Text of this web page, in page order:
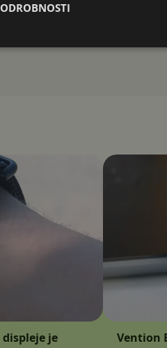
je
Vention